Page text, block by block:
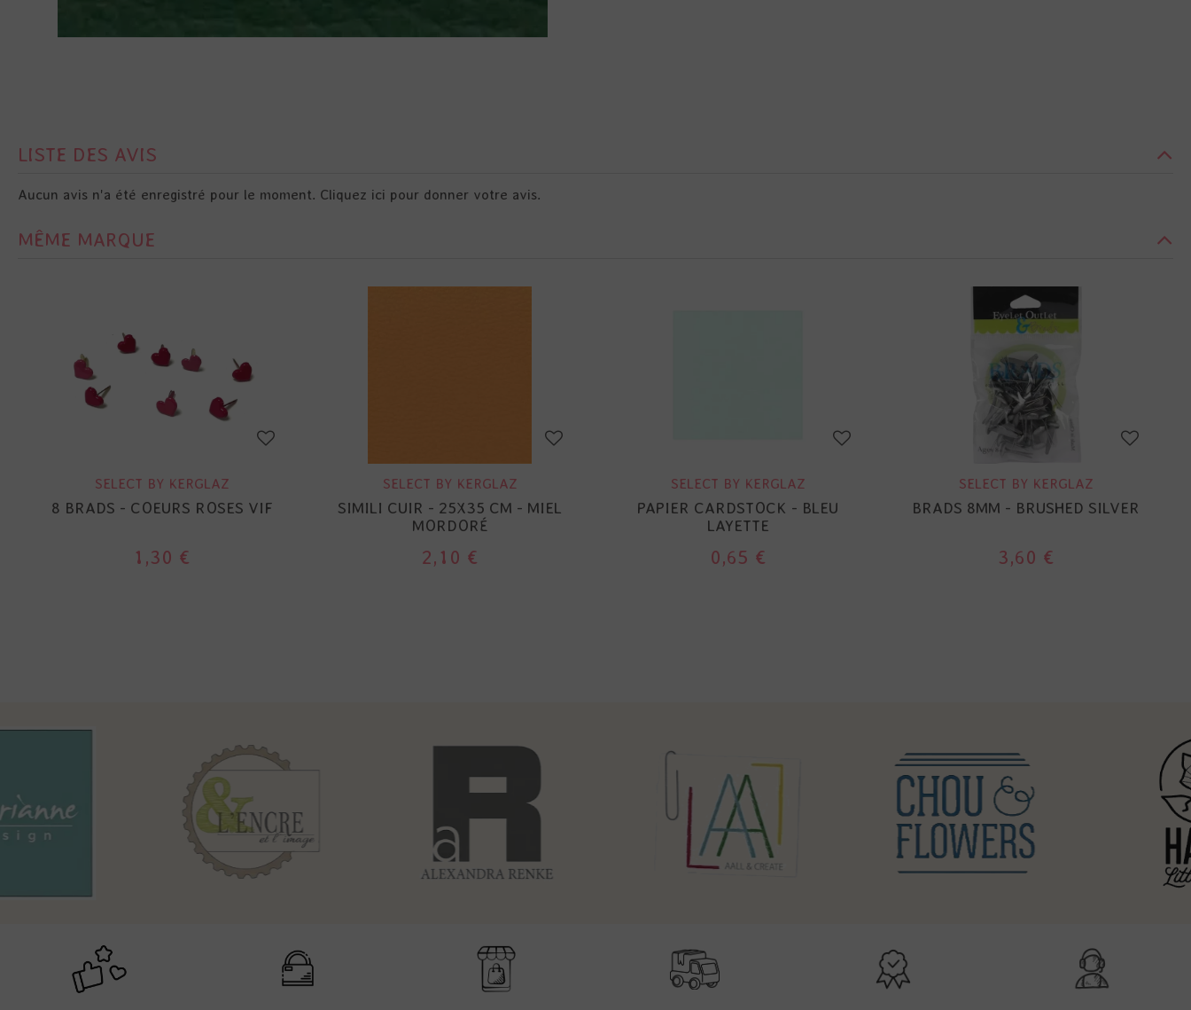
LISTE DES AVIS
Aucun avis n'a été enregistré pour le moment. Cliquez ici pour donner votre avis.
MÊME MARQUE
SELECT BY KERGLAZ
8 BRADS - COEURS ROSES VIF
1,30 €
SELECT BY KERGLAZ
SIMILI CUIR - 25X35 CM - MIEL
MORDORÉ
2,10 €
SELECT BY KERGLAZ
PAPIER CARDSTOCK - BLEU
LAYETTE
0,65 €
SELECT BY KERGLAZ
BRADS 8MM - BRUSHED SILVER
3,60 €